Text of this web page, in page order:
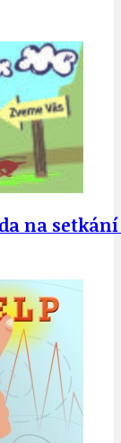
na setkání